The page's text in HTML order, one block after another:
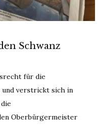
Schwanz
für die
und verstrickt sich in
Oberbürgermeister